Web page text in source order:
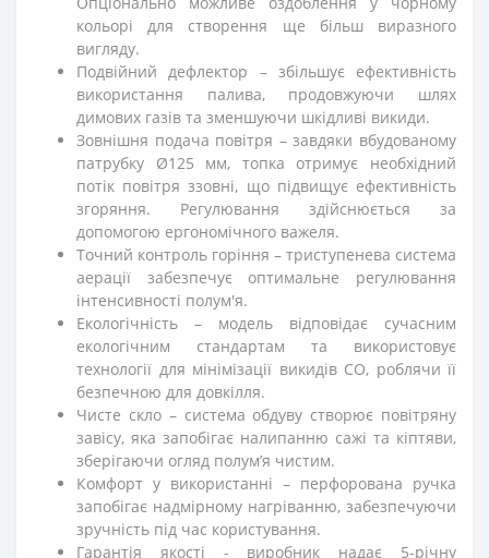
кольорі для створення ще більш виразного
вигляду.
Подвійний дефлектор – збільшує ефективність
використання палива, продовжуючи шлях
димових газів та зменшуючи шкідливі викиди.
Зовнішня подача повітря – завдяки вбудованому
патрубку Ø125 мм, топка отримує необхідний
потік повітря ззовні, що підвищує ефективність
згоряння. Регулювання здійснюється за
допомогою ергономічного важеля.
Точний контроль горіння – триступенева система
аерації забезпечує оптимальне регулювання
інтенсивності полум'я.
Екологічність – модель відповідає сучасним
екологічним стандартам та використовує
технології для мінімізації викидів CO, роблячи її
безпечною для довкілля.
Чисте скло – система обдуву створює повітряну
завісу, яка запобігає налипанню сажі та кіптяви,
зберігаючи огляд полум’я чистим.
Комфорт у використанні – перфорована ручка
запобігає надмірному нагріванню, забезпечуючи
зручність під час користування.
Гарантія якості - виробник надає 5-річну